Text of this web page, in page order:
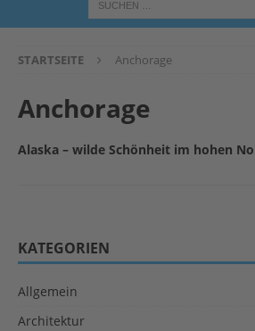
STARTSEITE Anchorage
Anchorage
Alaska – wilde Schönheit im hohen
KATEGORIEN
Allgemein
Architektur